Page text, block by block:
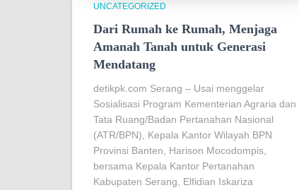
UNCATEGORIZED
Dari Rumah ke Rumah, Menjaga
Amanah Tanah untuk Generasi
Mendatang
detikpk.com Serang – Usai menggelar
Sosialisasi Program Kementerian Agraria dan
Tata Ruang/Badan Pertanahan Nasional
(ATR/BPN), Kepala Kantor Wilayah BPN
Provinsi Banten, Harison Mocodompis,
bersama Kepala Kantor Pertanahan
Kabupaten Serang, Elfidian Iskariza